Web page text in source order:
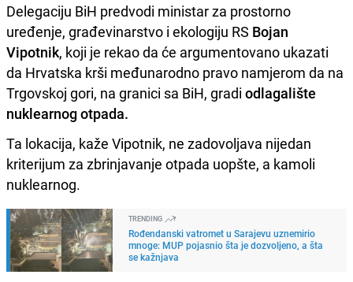
Delegaciju BiH predvodi ministar za prostorno
uređenje, građevinarstvo i ekologiju RS Bojan
Vipotnik, koji je rekao da će argumentovano ukazati
da Hrvatska krši međunarodno pravo namjerom da na
Trgovskoj gori, na granici sa BiH, gradi odlagalište
nuklearnog otpada.
Ta lokacija, kaže Vipotnik, ne zadovoljava nijedan
kriterijum za zbrinjavanje otpada uopšte, a kamoli
nuklearnog.
TRENDING
Rođendanski vatromet u Sarajevu uznemirio
mnoge: MUP pojasnio šta je dozvoljeno, a šta
se kažnjava